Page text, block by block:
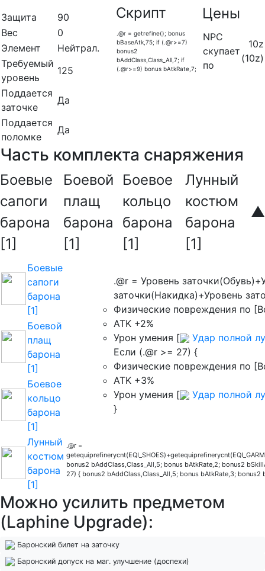
Защита
90
Вес
0
Элемент
Нейтрал.
Требуемый
уровень
125
Поддается
заточке
Да
Поддается
поломке
Да
Скрипт
.@r = getrefine(); bonus
bBaseAtk,75; if (.@r>=7)
bonus2
bAddClass,Class_All,7; if
(.@r>=9) bonus bAtkRate,7;
Цены
NPC
скупает
по
10z
(10z)
Часть комплекта снаряжения
Боевые
сапоги
барона
[1]
Боевой
плащ
барона
[1]
Боевое
кольцо
барона
[1]
Лунный
костюм
барона
[1]
▲
Боевые
сапоги
барона
[1]
Боевой
плащ
барона
[1]
Боевое
кольцо
барона
[1]
Лунный
костюм
барона
[1]
.@r = Уровень
заточки(Накидка)+Уровень
ATK +2%
Урон умения [
Удар полной
Если (.@r >= 27) {
ATK +3%
Урон умения [
Удар полной
}
.@r =
bonus2 bAddClass,Class_All,5; bonus bAtkRate,2; bonus2
27) { bonus2
Можно усилить предметом
(Laphine Upgrade):
Баронский билет на заточку
Баронский допуск на маг. улучшение (доспехи)